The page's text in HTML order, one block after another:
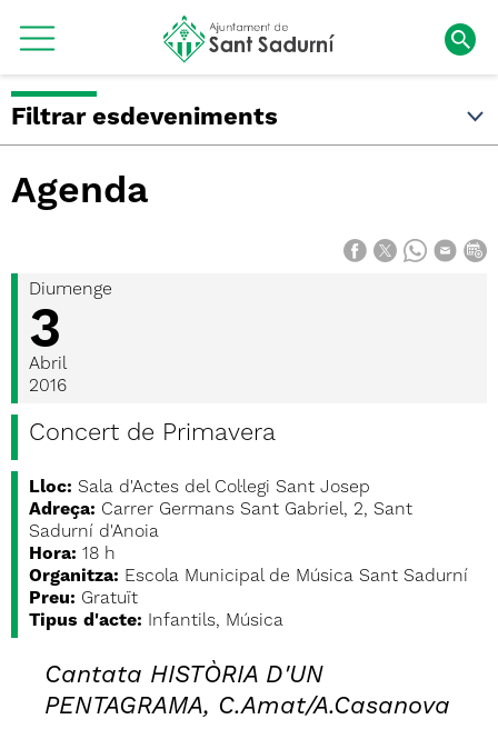
Filtrar esdeveniments
Agenda
Diumenge
3
Abril
2016
Concert de Primavera
Lloc: Sala d'Actes del Col·legi Sant Josep
Adreça: Carrer Germans Sant Gabriel, 2, Sant
Sadurní d'Anoia
Hora: 18 h
Organitza: Escola Municipal de Música Sant Sadurní
Preu: Gratuït
Tipus d'acte:
Infantils, Música
Cantata HISTÒRIA D'UN
PENTAGRAMA, C.Amat/A.Casanova